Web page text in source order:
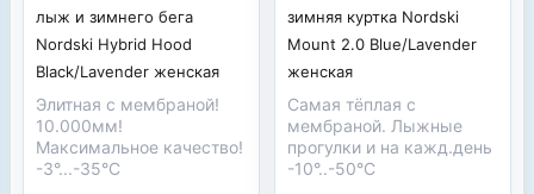
лыж и зимнего бега
Nordski Hybrid Hood
Black/Lavender женская
Элитная с мембраной!
10.000мм!
Максимальное качество!
-3°...-35°С
зимняя куртка Nordski
Mount 2.0 Blue/Lavender
женская
Самая тёплая с
мембраной. Лыжные
прогулки и на кажд.день
-10°..-50°С